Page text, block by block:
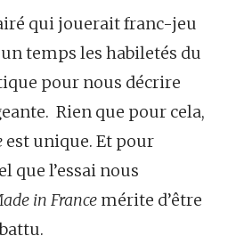
qui jouerait franc-jeu
temps les habiletés du
pour nous décrire
Rien que pour cela,
est unique. Et pour
que l’essai nous
in France mérite d’être